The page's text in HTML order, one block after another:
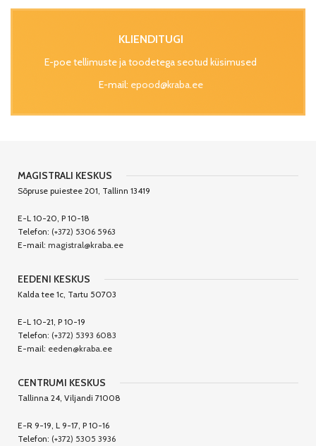
KLIENDITUGI
E-poe tellimuste ja toodetega seotud küsimused
E-mail: epood@kraba.ee
MAGISTRALI KESKUS
Sõpruse puiestee 201, Tallinn 13419
E-L 10-20, P 10-18
Telefon: (+372) 5306 5963
E-mail: magistral@kraba.ee
EEDENI KESKUS
Kalda tee 1c, Tartu 50703
E-L 10-21, P 10-19
Telefon: (+372) 5393 6083
E-mail: eeden@kraba.ee
CENTRUMI KESKUS
Tallinna 24, Viljandi 71008
E-R 9-19, L 9-17, P 10-16
Telefon: (+372) 5305 3936